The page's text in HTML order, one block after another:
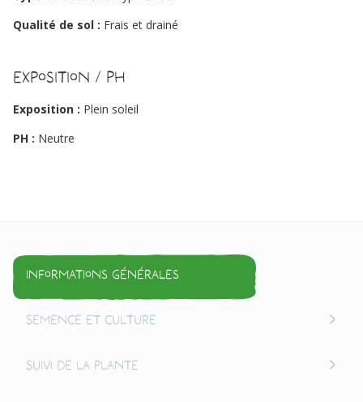
Qualité de sol : Frais et drainé
Exposition / PH
Exposition : Plein soleil
PH : Neutre
Informations générales
Semence et culture
Suivi de la plante